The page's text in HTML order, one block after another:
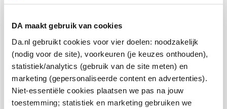
DA maakt gebruik van cookies
Da.nl gebruikt cookies voor vier doelen: noodzakelijk
(nodig voor de site), voorkeuren (je keuzes onthouden),
statistiek/analytics (gebruik van de site meten) en
marketing (gepersonaliseerde content en advertenties).
Niet-essentiële cookies plaatsen we pas na jouw
toestemming; statistiek en marketing gebruiken we
8.6 uit4.106 reviews
Over DA
Klantenservice
Assortiment